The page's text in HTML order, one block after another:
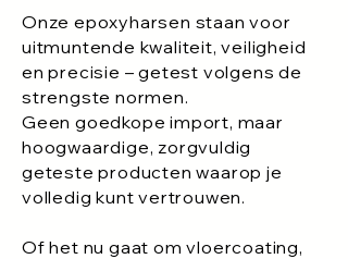
Onze epoxyharsen staan voor
uitmuntende kwaliteit, veiligheid
en precisie – getest volgens de
strengste normen.
Geen goedkope import, maar
hoogwaardige, zorgvuldig
geteste producten waarop je
volledig kunt vertrouwen.
Of het nu gaat om vloercoating,